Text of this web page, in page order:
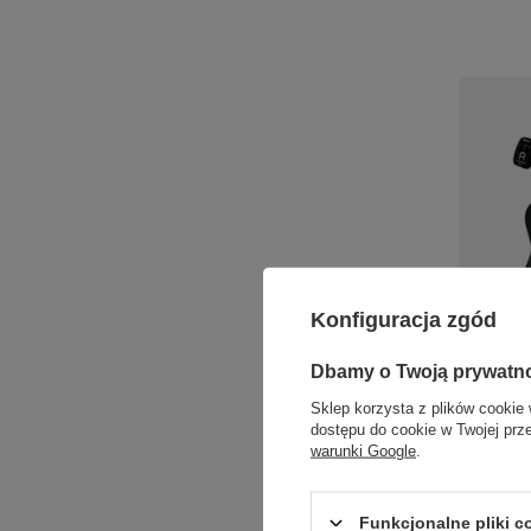
2 790,14 zł
Konfiguracja zgód
Dbamy o Twoją
Sklep korzysta z plików cookie
dostępu do cookie w Twojej
warunki Google
Funkcjonalne pliki